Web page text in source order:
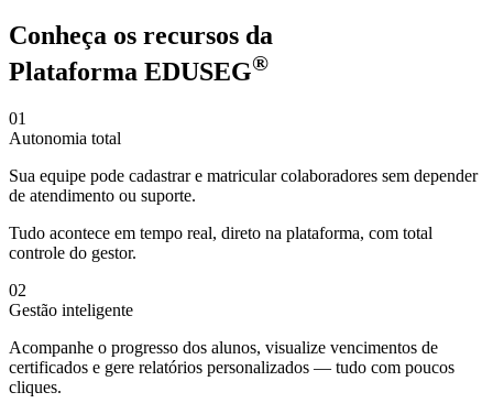
Conheça os recursos da
Plataforma EDUSEG®
01
Autonomia total
Sua equipe pode cadastrar e matricular colaboradores sem depender
de atendimento ou suporte.
Tudo acontece em tempo real, direto na plataforma, com total
controle do gestor.
02
Gestão inteligente
Acompanhe o progresso dos alunos, visualize vencimentos de
certificados e gere relatórios personalizados — tudo com poucos
cliques.